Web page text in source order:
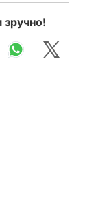
зручно!